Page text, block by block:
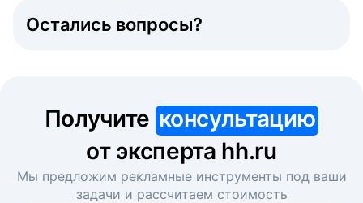
Остались вопросы?
Получите консультацию
от эксперта hh.ru
Мы предложим рекламные инструменты под ваши
задачи и рассчитаем стоимость